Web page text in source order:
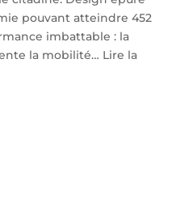
pouvant atteindre 452
imbattable : la
la mobilité… Lire la